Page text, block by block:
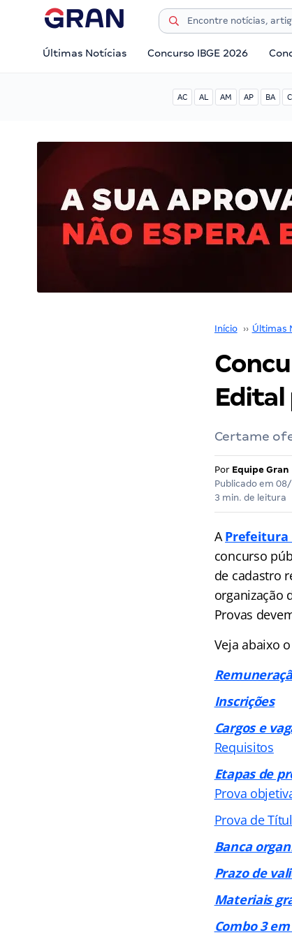
Últimas Notícias Concurso IBGE 2026
AC AL AM AP BA
Início ›› Últimas
Edital
Certame
Por Equipe Gran
Publicado em
3 min. de leitura
APrefeitura
concurso
de cadastro
organização
Provas
Veja abaixo
Inscrições
Cargos e
Requisitos
Etapas de
Prova
Prova de
Banca
Prazo de
Materiais
Combo 3